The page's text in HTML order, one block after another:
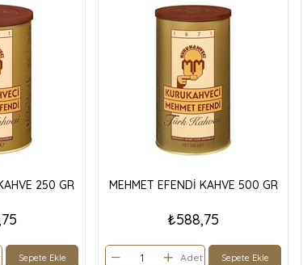
250 GR
Sepete Ekle
MEHMET EFENDİ KAHVE 500 GR
₺588,75
Adet Sepete Ekle